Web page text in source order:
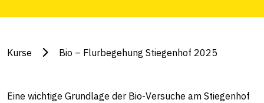
Kurse Bio – Flurbegehung Stiegenhof 2025
Eine wichtige Grundlage der Bio-Versuche am Stiegenhof